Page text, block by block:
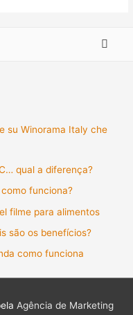
su Winorama Italy che
qual a diferença?
funciona?
filme para alimentos
são os benefícios?
como funciona
Agência de Marketing